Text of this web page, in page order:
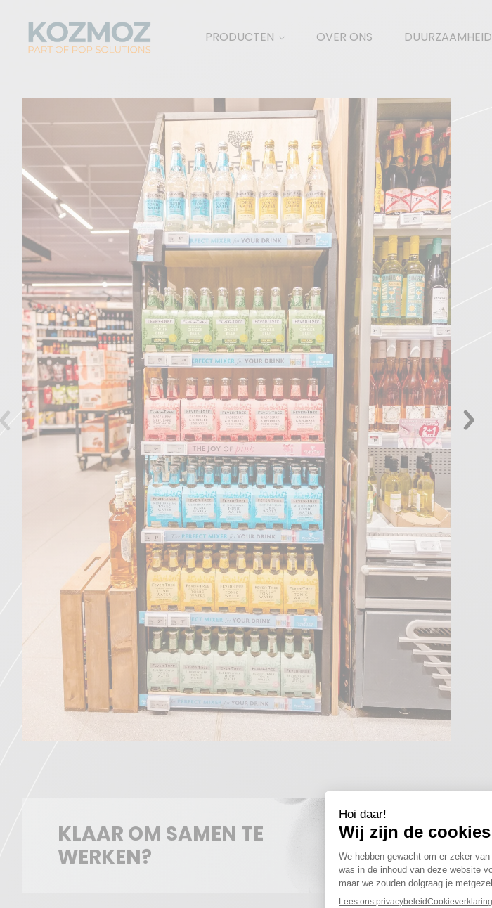
PRODUCTEN OVER ONS DUURZAAMHEID
KLAAR OM SAMEN TE
WERKEN?